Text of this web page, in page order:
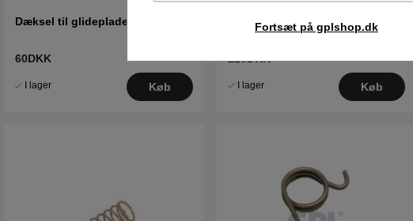
Fortsæt på gplshop.dk
Dæksel til glideplade
60DKK
I lager Køb
Dæksel Til Ladestation 5351244-
225DKK
I lager Køb